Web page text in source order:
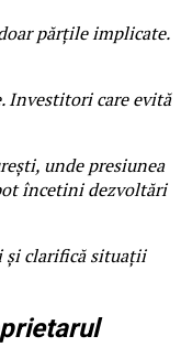
părțile implicate.
Investitori care evită
unde presiunea
încetini dezvoltări
și clarifică situații